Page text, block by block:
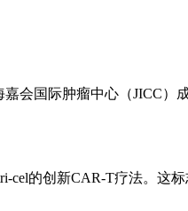
会国际肿瘤中心（JICC）
的创新CAR-T疗法。这